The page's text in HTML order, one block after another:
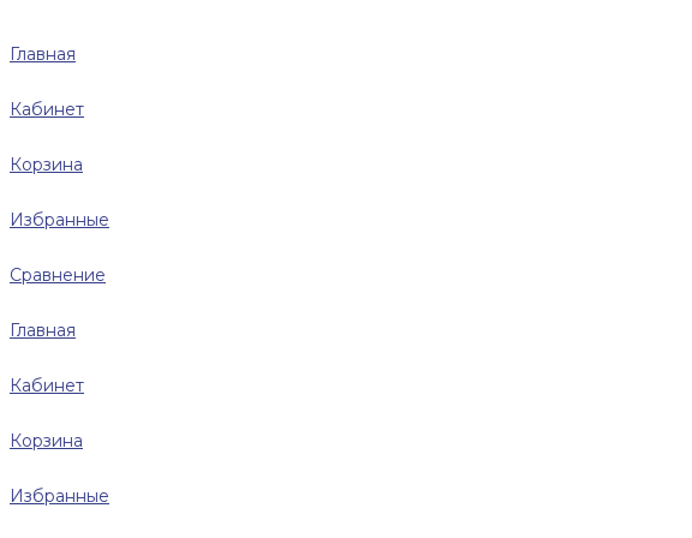
Главная
Кабинет
Корзина
Избранные
Сравнение
Главная
Кабинет
Корзина
Избранные